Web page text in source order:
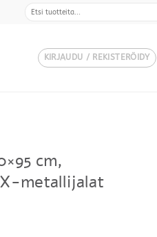
KIRJAUDU / REKISTERÖIDY
cm,
metallijalat